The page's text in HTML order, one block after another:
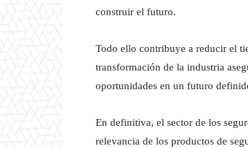
construir el futuro.
Todo ello contribuye a reducir el
transformación de la industria
oportunidades en un futuro
En definitiva, el sector de los
relevancia de los productos de